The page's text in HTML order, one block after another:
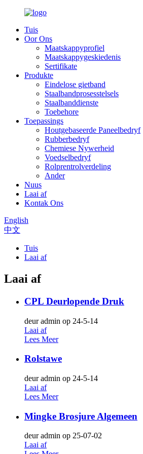
Tuis
Oor Ons
Maatskappyprofiel
Maatskappygeskiedenis
Sertifikate
Produkte
Eindelose gietband
Staalbandprosesstelsels
Staalbanddienste
Toebehore
Toepassings
Houtgebaseerde Paneelbedryf
Rubberbedryf
Chemiese Nywerheid
Voedselbedryf
Rolprentrolverdeling
Ander
Nuus
Laai af
Kontak Ons
English
中文
Tuis
Laai af
Laai af
CPL Deurlopende Druk
deur admin op 24-5-14
Laai af
Lees Meer
Rolstawe
deur admin op 24-5-14
Laai af
Lees Meer
Mingke Brosjure Algemeen
deur admin op 25-07-02
Laai af